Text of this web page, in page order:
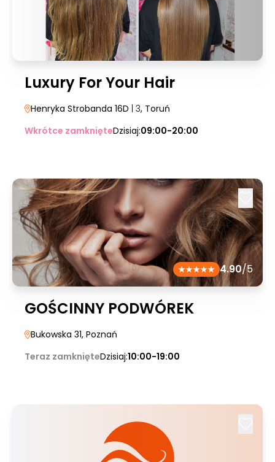
Luxury For Your Hair
Henryka Strobanda 16D | 3, Toruń
Wkrótce zamknięteDzisiaj:09:00-20:00
4.90/5
GOŚCINNY PODWÓREK
Bukowska 31, Poznań
Teraz zamknięteDzisiaj:10:00-19:00